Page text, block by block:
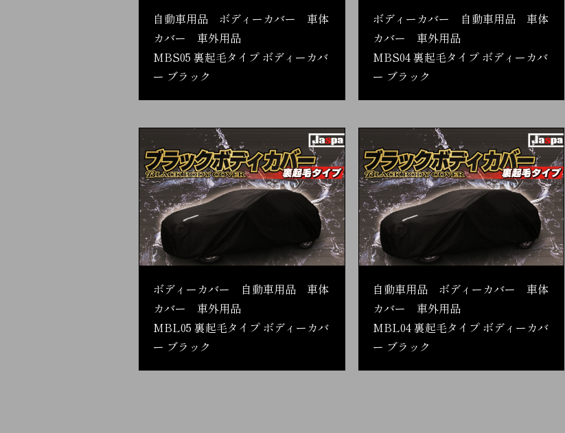
自動車用品 ボディーカバー 車体
カバー 車外用品
MBS05 裏起毛タイプ ボディーカバ
ー ブラック
ボディーカバー 自動車用品 車体
カバー 車外用品
MBS04 裏起毛タイプ ボディーカバ
ー ブラック
ボディーカバー 自動車用品 車体
カバー 車外用品
MBL05 裏起毛タイプ ボディーカバ
ー ブラック
自動車用品 ボディーカバー 車体
カバー 車外用品
MBL04 裏起毛タイプ ボディーカバ
ー ブラック